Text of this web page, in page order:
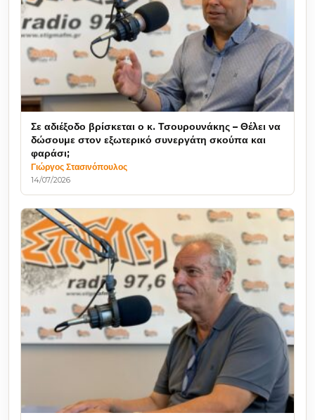
Σε αδιέξοδο βρίσκεται ο κ. Τσουρουνάκης – Θέλει να
δώσουμε στον εξωτερικό συνεργάτη σκούπα και
φαράσι;
Γιώργος Στασινόπουλος
14/07/2026